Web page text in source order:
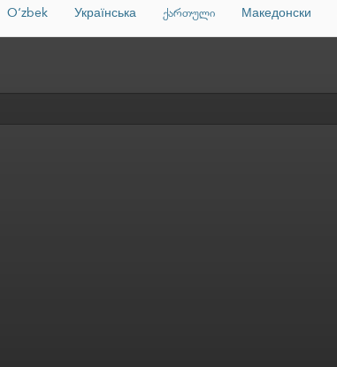
O‘zbek Українська ქართული Македонски